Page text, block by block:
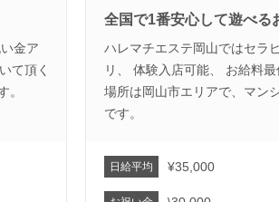
金ア
て頂く
。
全国で1番安心して遊べる
ハレマチエステ岡山ではセラ
リ、 体験入店可能、 お給料
場所は岡山市エリアで、マン
です。
日給平均 ¥35,000